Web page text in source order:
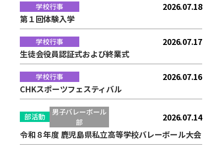
学校行事
2026.07.18
第１回体験入学
学校行事
2026.07.17
生徒会役員認証式および終業式
学校行事
2026.07.16
CHKスポーツフェスティバル
部活動
男子バレーボール
部
2026.07.14
令和８年度 鹿児島県私立高等学校バレーボール大会